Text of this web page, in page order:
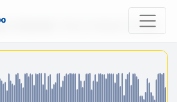
e Guardar Novo Começo Luz Solar